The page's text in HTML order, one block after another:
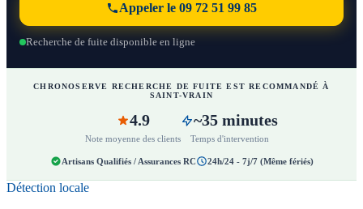
Appeler le 09 72 51 99 85
Recherche de fuite disponible en ligne
CHRONOSERVE RECHERCHE DE FUITE EST RECOMMANDÉ À
SAINT-VRAIN
4.9
Note moyenne des clients
~35 minutes
Temps d'intervention
Artisans Qualifiés / Assurances RC 24h/24 - 7j/7 (Même fériés)
Détection locale